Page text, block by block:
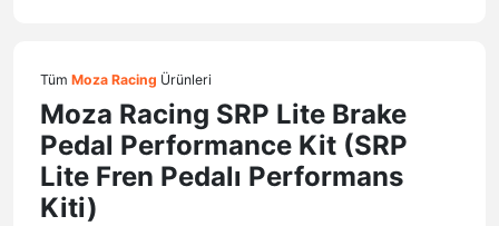
Tüm Moza Racing Ürünleri
Moza Racing SRP Lite Brake
Pedal Performance Kit (SRP
Lite Fren Pedalı Performans
Kiti)